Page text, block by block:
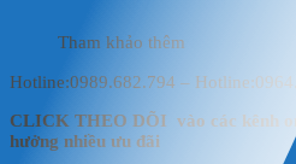
Tham khảo thêm Mặt Hàng
Hotline:0989.682.794 –
CLICK THEO DÕI vào các kênh
hưởng nhiều ưu đãi